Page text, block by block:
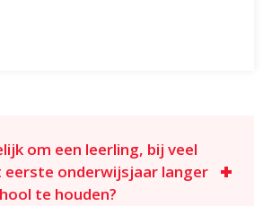
om een leerling, bij veel
eerste onderwijsjaar langer
te houden?